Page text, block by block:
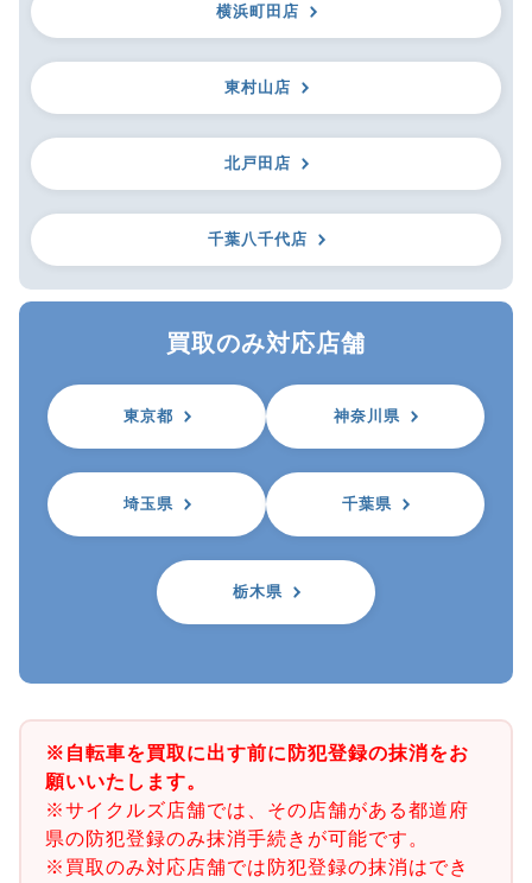
横浜町田店
東村山店
北戸田店
千葉八千代店
買取のみ対応店舗
東京都 神奈川県
埼玉県 千葉県
栃木県
※自転車を買取に出す前に防犯登録の抹消をお
願いいたします。
※サイクルズ店舗では、その店舗がある都道府
県の防犯登録のみ抹消手続きが可能です。
※買取のみ対応店舗では防犯登録の抹消はでき